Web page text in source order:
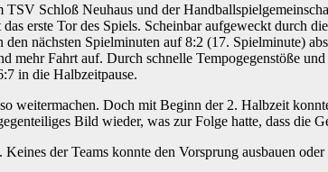
Schloß Neuhaus und der
erste Tor des Spiels. Scheinbar aufgeweckt durch
nächsten Spielminuten auf 8:2 (17. Spielminute)
Fahrt auf. Durch schnelle Tempogegenstöße
in die Halbzeitpause.
weitermachen. Doch mit Beginn der 2. Halbzeit
Bild wieder, was zur Folge hatte, dass die
der Teams konnte den Vorsprung ausbauen